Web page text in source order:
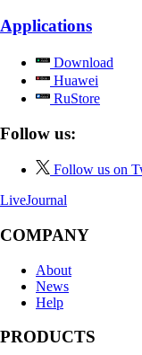
Applications
Download
Huawei
RuStore
Follow us:
Follow us on
LiveJournal
COMPANY
About
News
Help
PRODUCTS